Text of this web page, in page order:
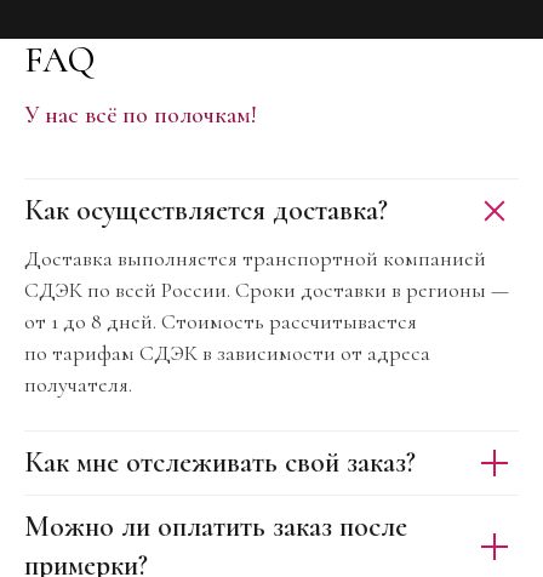
FAQ
У нас всё по полочкам!
Как осуществляется доставка?
Доставка выполняется транспортной компанией
СДЭК по всей России. Сроки доставки в регионы —
от 1 до 8 дней. Стоимость рассчитывается
по тарифам СДЭК в зависимости от адреса
получателя.
Как мне отслеживать свой заказ?
Можно ли оплатить заказ после
примерки?
popkees
ООО «Попкис»ИНН: 0278203797ОГРН: 1130280056191